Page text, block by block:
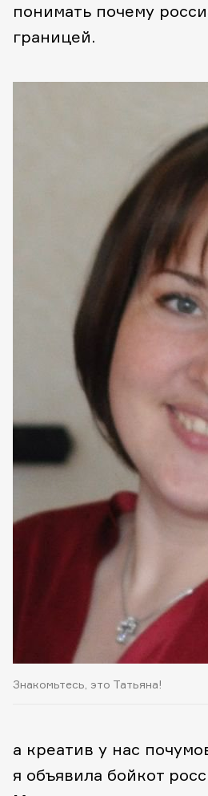
понимать почему
границей.
Знакомьтесь, это Татьяна!
а креатив у нас
я объявила бойкот